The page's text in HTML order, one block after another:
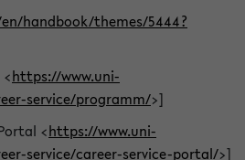
handbook/themes/5444?
https://www.uni-
service/programm/>]
<https://www.uni-
service/career-service-portal/>]